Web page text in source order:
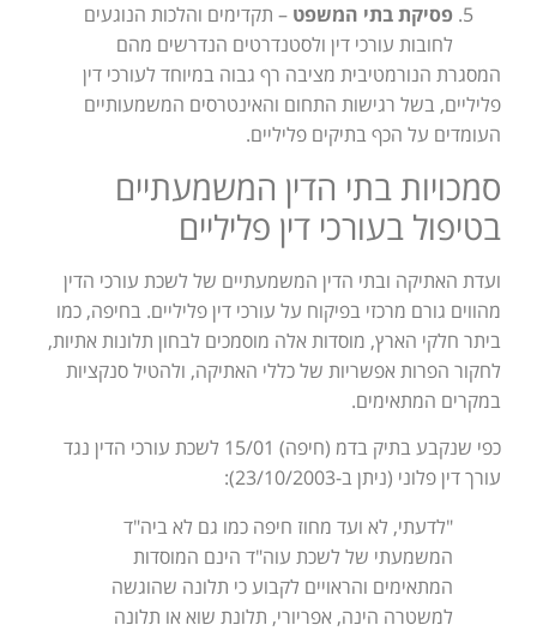
פסיקת בתי המשפט – תקדימים והלכות הנוגעים
לחובות עורכי דין ולסטנדרטים הנדרשים מהם
המסגרת הנורמטיבית מציבה רף גבוה במיוחד לעורכי דין
פליליים, בשל רגישות התחום והאינטרסים המשמעותיים
העומדים על הכף בתיקים פליליים.
סמכויות בתי הדין המשמעתיים
בטיפול בעורכי דין פליליים
ועדת האתיקה ובתי הדין המשמעתיים של לשכת עורכי הדין
מהווים גורם מרכזי בפיקוח על עורכי דין פליליים. בחיפה, כמו
ביתר חלקי הארץ, מוסדות אלה מוסמכים לבחון תלונות אתיות,
לחקור הפרות אפשריות של כללי האתיקה, ולהטיל סנקציות
במקרים המתאימים.
כפי שנקבע בתיק בדמ (חיפה) 15/01 לשכת עורכי הדין נגד
עורך דין פלוני (ניתן ב-23/10/2003):
"לדעתי, לא ועד מחוז חיפה כמו גם לא ביה"ד
המשמעתי של לשכת עוה"ד הינם המוסדות
המתאימים והראויים לקבוע כי תלונה שהוגשה
למשטרה הינה, אפריורי, תלונת שוא או תלונה